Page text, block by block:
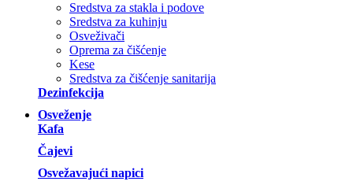
Sredstva za stakla i podove
Sredstva za kuhinju
Osveživači
Oprema za čišćenje
Kese
Sredstva za čišćenje sanitarija
Dezinfekcija
Osveženje
Kafa
Čajevi
Osvežavajući napici